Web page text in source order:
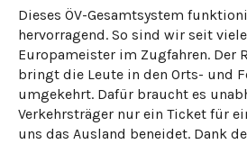
Dieses ÖV-Gesamtsystem
hervorragend. So sind wir seit
Europameister im Zugfahren. Der
bringt die Leute in den Orts- und
umgekehrt. Dafür braucht es
Verkehrsträger nur ein Ticket für
uns das Ausland beneidet. Dank